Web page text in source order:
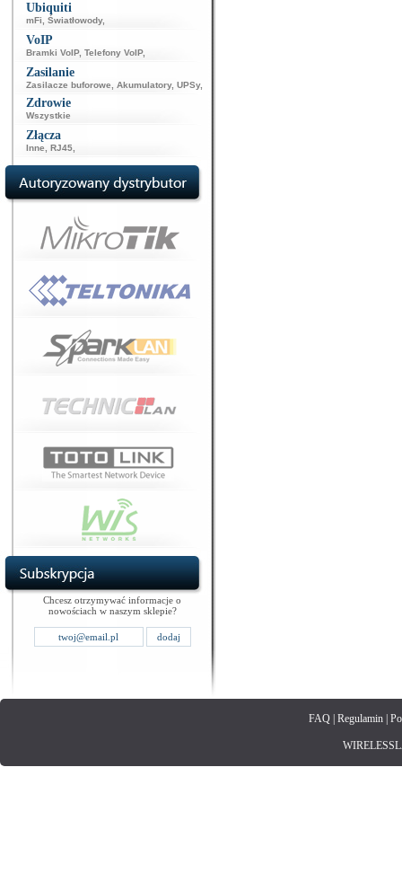
Ubiquiti
mFi Światłowody,
VoIP
Bramki VoIP, Telefony VoIP,
Zasilanie
Zasilacze buforowe Akumulatory, UPSy,
Zdrowie
Wszystkie
Złącza
Inne RJ45
Chcesz otrzymywać informacje o
nowościach w naszym sklepie?
FAQ| Regulamin|